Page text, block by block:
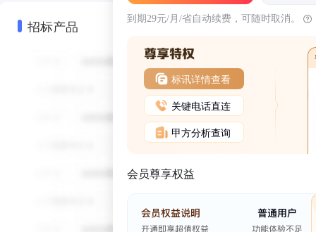
招标产品 到期29元/月/省自动续费，可随时取消。
标讯详情查看
关键电话直连
甲方分析查询
会员尊享权益